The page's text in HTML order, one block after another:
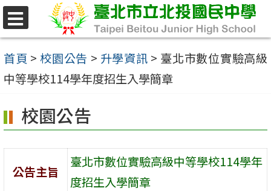
跳
至
主
要
容
區
首頁 > 校園公告 > 升學資訊 > 臺北市數位實驗高級
中等學校114學年度招生入學簡章
校園公告
公告主旨
臺北市數位實驗高級中等學校114學年
度招生入學簡章
選
單